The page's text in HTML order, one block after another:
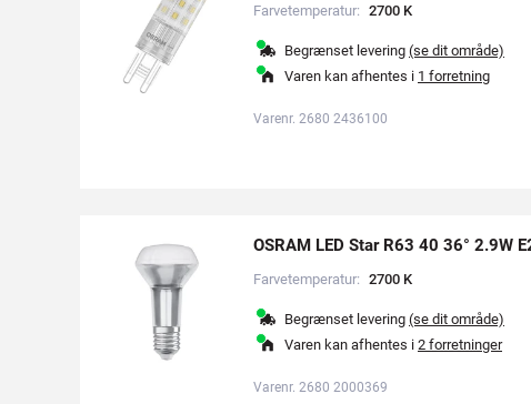
Farvetemperatur: 2700 K
Begrænset levering (se dit område)
Varen kan afhentes i 1 forretning
Varenr. 2680 2436100
OSRAM LED Star R63 40 36° 2.9W
Farvetemperatur: 2700 K
Begrænset levering (se dit område)
Varen kan afhentes i 2 forretninger
Varenr. 2680 2000369